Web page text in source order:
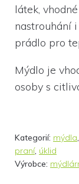
látek,
nastrouhání
prádlo pro
Mýdlo je
osoby s
Kategorií: mýdla
praní, úklid
Výrobce: